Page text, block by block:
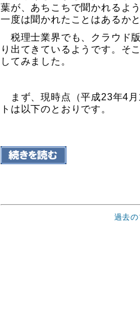
葉が、あちこちで聞かれるよ
一度は聞かれたことはあるか
税理士業界でも、クラウド
り出てきているようです。そ
してみました。
まず、現時点（平成23年4
トは以下のとおりです。
過去